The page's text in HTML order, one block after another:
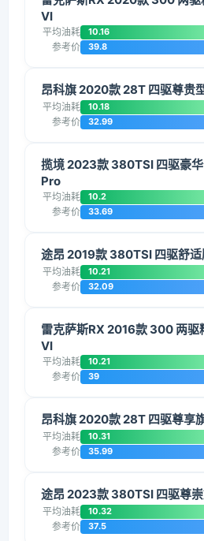
VI
平均油耗 10.16
参考价 39.8
昂科旗 2020款 28T 四驱尊贵
平均油耗 10.18
参考价 32.99
揽境 2023款 380TSI 四驱豪
Pro
平均油耗 10.2
参考价 33.69
途昂 2019款 380TSI 四驱舒适
平均油耗 10.21
参考价 32.09
雷克萨斯RX 2016款 300 两驱
VI
平均油耗 10.21
参考价 39
昂科旗 2020款 28T 四驱尊享
平均油耗 10.31
参考价 35.99
途昂 2023款 380TSI 四驱尊
平均油耗 10.32
参考价 37.5